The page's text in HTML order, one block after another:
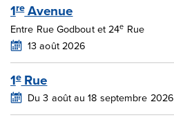
1reAvenue
Entre Rue Godbout et 24e Rue
13 août 2026
1eRue
Du 3 août au 18 septembre 2026